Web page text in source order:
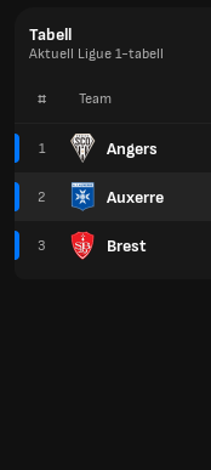
Tabell
Aktuell Ligue 1-tabell
# Team
1 Angers
2 Auxerre
3 Brest